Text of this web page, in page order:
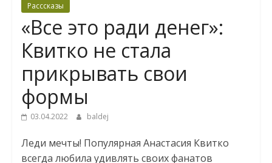
Расссказы
«Все это ради денег»:
Квитко не стала
прикрывать свои
формы
03.04.2022 baldej
Леди мечты! Популярная Анастасия Квитко
всегда любила удивлять своих фанатов